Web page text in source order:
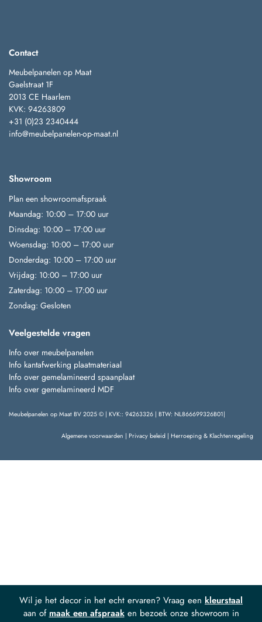
Wil je het decor in het echt ervaren? Vraag een kleurstaal
aan of maak een afspraaken bezoek onze showroom in
Contact
Meubelpanelen op Maat
Gaelstraat 1F
2013 CE Haarlem
KVK: 94263809
+31 (0)23 2340444
info@meubelpanelen-op-maat.nl
Showroom
Plan een showroomafspraak
Maandag: 10:00 – 17:00 uur
Dinsdag: 10:00 – 17:00 uur
Woensdag: 10:00 – 17:00 uur
Donderdag: 10:00 – 17:00 uur
Vrijdag: 10:00 – 17:00 uur
Zaterdag: 10:00 – 17:00 uur
Zondag: Gesloten
Veelgestelde vragen
Info over meubelpanelen
Info kantafwerking plaatmateriaal
Info over gemelamineerd spaanplaat
Info over gemelamineerd MDF
Meubelpanelen op Maat BV 2025 © | KVK:: 94263326 | BTW: NL866699326B01|
Algemene voorwaarden | Privacy beleid | Herroeping & Klachtenregeling